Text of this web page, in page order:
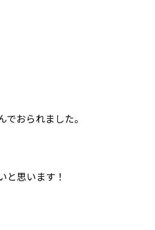
おられました。
と思います！